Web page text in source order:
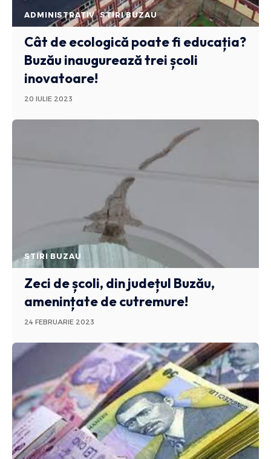
ADMINISTRATIV STIRI BUZAU
Cât de ecologică poate fi educația?
Buzău inaugurează trei școli
inovatoare!
20 IULIE 2023
STIRI BUZAU
Zeci de școli, din județul Buzău,
amenințate de cutremure!
24 FEBRUARIE 2023